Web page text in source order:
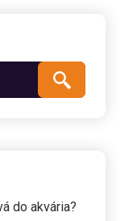
do akvária?